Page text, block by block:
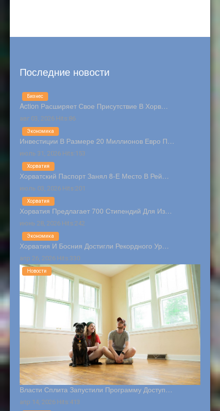
Последние новости
Action Расширяет Свое Присутствие В Хорв…
авг 03, 2026 Hits:86
Бизнес
Инвестиции В Размере 20 Миллионов Евро П…
июль 31, 2026 Hits:153
Экономика
Хорватский Паспорт Занял 8-Е Место В Рей…
июль 03, 2026 Hits:201
Хорватия
Хорватия Предлагает 700 Стипендий Для Из…
июнь 28, 2026 Hits:242
Хорватия
Хорватия И Босния Достигли Рекордного Ур…
апр 26, 2026 Hits:330
Экономика
Власти Сплита Запустили Программу Доступ…
апр 14, 2026 Hits:413
Новости